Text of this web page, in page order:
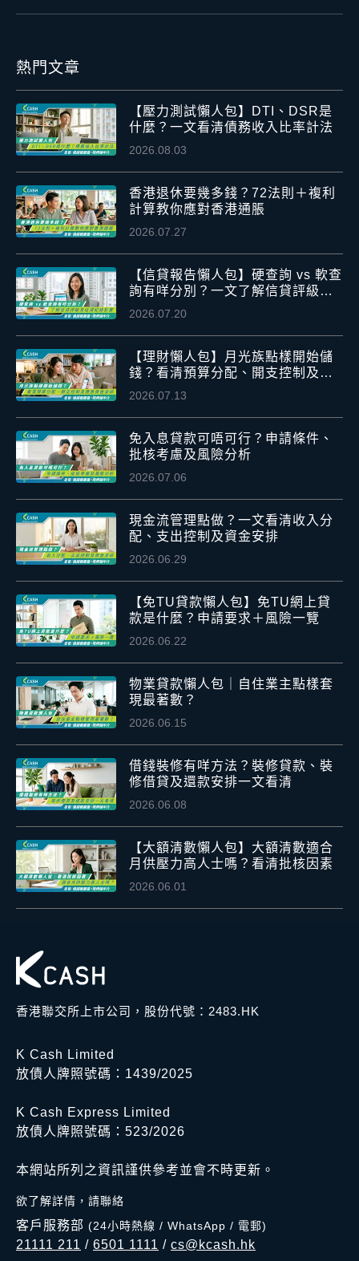
熱門文章
【壓力測試懶人包】DTI、DSR是
什麼？一文看清債務收入比率計法
2026.08.03
香港退休要幾多錢？72法則＋複利
計算教你應對香港通脹
2026.07.27
【信貸報告懶人包】硬查詢 vs 軟查
詢有咩分別？一文了解信貸評級及
信貸紀錄影響
2026.07.20
【理財懶人包】月光族點樣開始儲
錢？看清預算分配、開支控制及應
急資金安排
2026.07.13
免入息貸款可唔可行？申請條件、
批核考慮及風險分析
2026.07.06
現金流管理點做？一文看清收入分
配、支出控制及資金安排
2026.06.29
【免TU貸款懶人包】免TU網上貸
款是什麼？申請要求＋風險一覽
2026.06.22
物業貸款懶人包｜自住業主點樣套
現最著數？
2026.06.15
借錢裝修有咩方法？裝修貸款、裝
修借貸及還款安排一文看清
2026.06.08
【大額清數懶人包】大額清數適合
月供壓力高人士嗎？看清批核因素
2026.06.01
香港聯交所上市公司，股份代號：2483.HK
K Cash Limited
放債人牌照號碼：1439/2025
K Cash Express Limited
放債人牌照號碼：523/2026
本網站所列之資訊謹供參考並會不時更新。
欲了解詳情，請聯絡
客戶服務部 (24小時熱線 / WhatsApp / 電郵)
21111 211 / 6501 1111 / cs@kcash.hk